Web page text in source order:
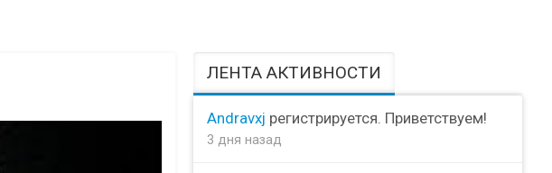
ЛЕНТА АКТИВНОСТИ
Andravxj регистрируется. Приветствуем!
3 дня назад